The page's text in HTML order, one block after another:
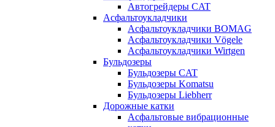
Автогрейдеры CAT
Асфальтоукладчики
Асфальтоукладчики BOMAG
Асфальтоукладчики Vögele
Асфальтоукладчики Wirtgen
Бульдозеры
Бульдозеры CAT
Бульдозеры Komatsu
Бульдозеры Liebherr
Дорожные катки
Асфальтовые вибрационные